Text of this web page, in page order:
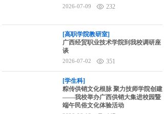
2026-07-09 232
[高职学院教研室]
广西经贸职业技术学院到我校调研座
谈
2026-07-02 351
[学生科]
粽传供销文化根脉 聚力技师学院创建
——我校举办广西供销大集进校园暨
端午民俗文化体验活动